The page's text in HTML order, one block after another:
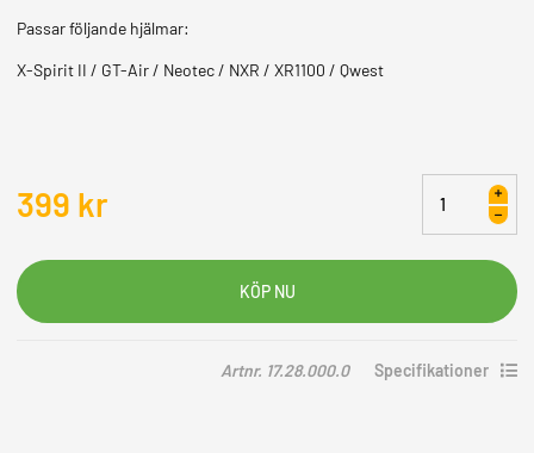
Passar följande hjälmar:
X-Spirit II / GT-Air / Neotec / NXR / XR1100 / Qwest
399 kr
Shoei
CWR-
1/CW-
Artnr. 17.28.000.0
Specifikationer